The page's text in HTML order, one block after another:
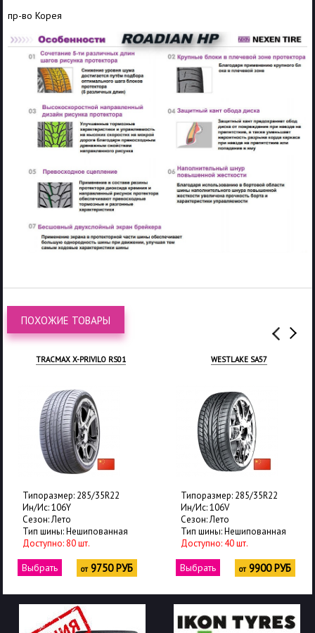
пр-во Корея
ПОХОЖИЕ ТОВАРЫ
TRACMAX X-PRIVILO RS01
Типоразмер: 285/35R22
Ин/Ис: 106Y
Сезон: Лето
Тип шины: Нешипованная
Доступно: 80 шт.
Выбрать от9750 РУБ
WESTLAKE SA57
Типоразмер: 285/35R22
Ин/Ис: 106V
Сезон: Лето
Тип шины: Нешипованная
Доступно: 40 шт.
Выбрать от9900 РУБ